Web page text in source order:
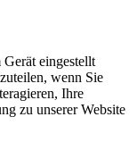
eingestellt
wenn Sie
Ihre
zu unserer Website